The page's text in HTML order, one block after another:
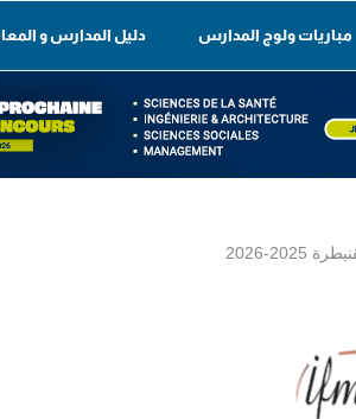
مباريات ولوج المدارس دليل المدارس و
2026